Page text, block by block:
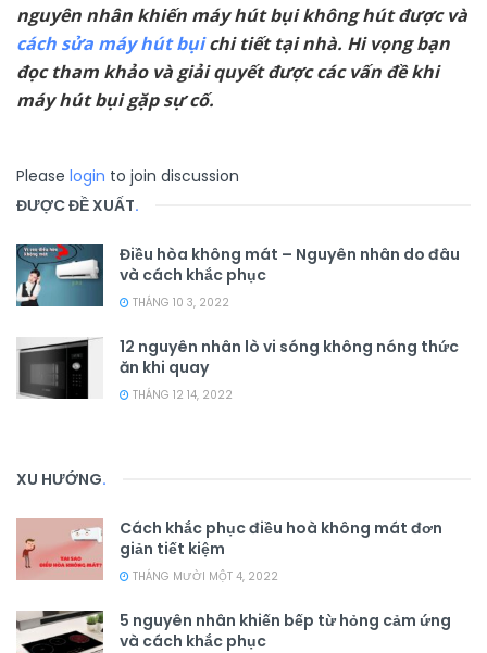
nguyên nhân khiến máy hút bụi không hút được và
cách sửa máy hút bụichi tiết tại nhà. Hi vọng bạn
đọc tham khảo và giải quyết được các vấn đề khi
máy hút bụi gặp sự cố.
Please login to join discussion
ĐƯỢC ĐỀ XUẤT.
Điều hòa không mát – Nguyên nhân do đâu
và cách khắc phục
THÁNG 10 3, 2022
12 nguyên nhân lò vi sóng không nóng thức
ăn khi quay
THÁNG 12 14, 2022
XU HƯỚNG.
Cách khắc phục điều hoà không mát đơn
giản tiết kiệm
THÁNG MƯỜI MỘT 4, 2022
5 nguyên nhân khiến bếp từ hỏng cảm ứng
và cách khắc phục